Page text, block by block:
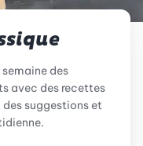
des
avec des recettes
suggestions et